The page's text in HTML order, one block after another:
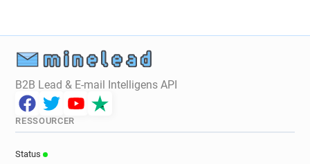
B2B Lead & E-mail Intelligens API
RESSOURCER
Status